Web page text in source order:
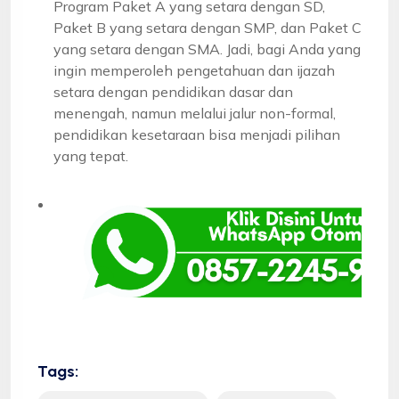
Program Paket A yang setara dengan SD,
Paket B yang setara dengan SMP, dan Paket C
yang setara dengan SMA. Jadi, bagi Anda yang
ingin memperoleh pengetahuan dan ijazah
setara dengan pendidikan dasar dan
menengah, namun melalui jalur non-formal,
pendidikan kesetaraan bisa menjadi pilihan
yang tepat.
Tags: